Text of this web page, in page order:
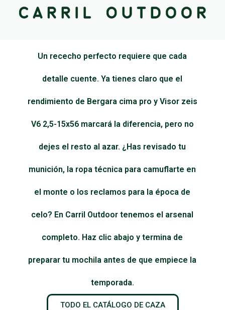
Un rececho perfecto requiere que cada
detalle cuente. Ya tienes claro que el
rendimiento de Bergara cima pro y Visor zeis
V6 2,5-15x56 marcará la diferencia, pero no
dejes el resto al azar. ¿Has revisado tu
munición, la ropa técnica para camuflarte en
el monte o los reclamos para la época de
celo? En Carril Outdoor tenemos el arsenal
completo. Haz clic abajo y termina de
preparar tu mochila antes de que empiece la
temporada.
TODO EL CATÁLOGO DE CAZA